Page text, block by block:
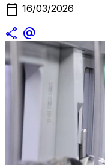
calendar_today 16/03/2026
share alternate_email